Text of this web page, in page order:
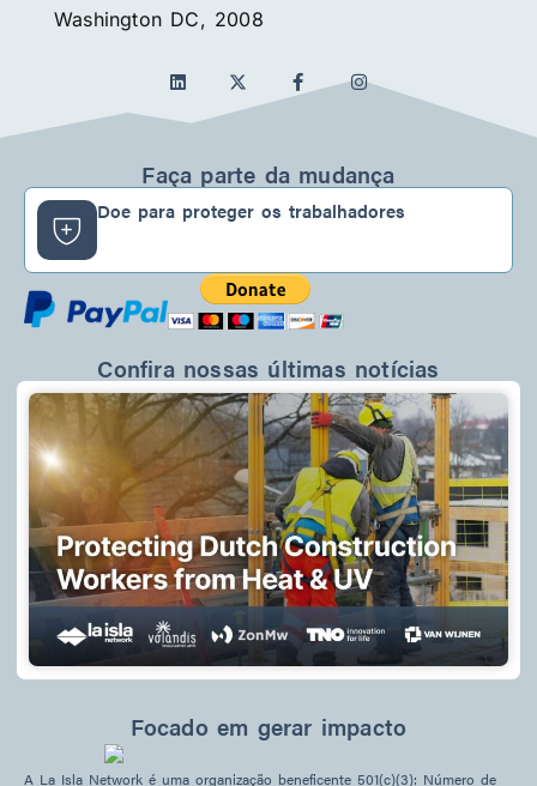
Washington DC, 2008
L
i
n
k
d
i
n
F
a
o
o
k
-
I
n
g
r
a
m
Focado em gerar impacto
A La Isla Network é uma organização beneficente 501(c)(3): Número de
Faça parte da mudança
Doe para proteger os trabalhadores
Confira nossas últimas notícias